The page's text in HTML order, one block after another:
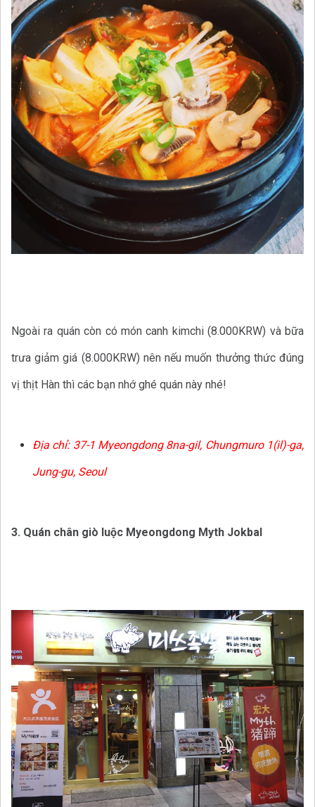
Ngoài ra quán còn có món canh kimchi (8.000KRW) và bữa
trưa giảm giá (8.000KRW) nên nếu muốn thưởng thức đúng
vị thịt Hàn thì các bạn nhớ ghé quán này nhé!
Địa chỉ: 37-1 Myeongdong 8na-gil, Chungmuro 1(il)-ga,
Jung-gu, Seoul
3. Quán chân giò luộc Myeongdong Myth Jokbal